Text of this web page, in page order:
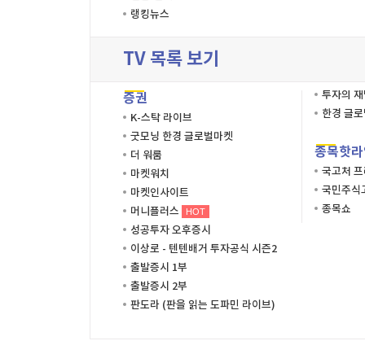
랭킹뉴스
TV 목록 보기
증권
K-스탁 라이브
굿모닝 한경 글로벌마켓
더 워룸
마켓워치
마켓인사이트
머니플러스
HOT
성공투자 오후증시
이상로 - 텐텐배거 투자공식 시즌2
출발증시 1부
출발증시 2부
판도라 (판을 읽는 도파민 라이브)
투자의
한경 글
종목핫
국고처
국민주식
종목쇼